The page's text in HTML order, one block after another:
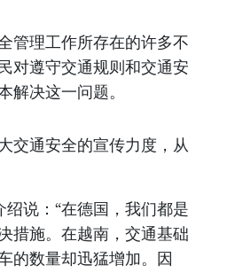
管理工作所存在的许多不
对遵守交通规则和交通安
解决这一问题。
交通安全的宣传力度，从
说：“在德国，我们都是
措施。在越南，交通基础
的数量却迅猛增加。因